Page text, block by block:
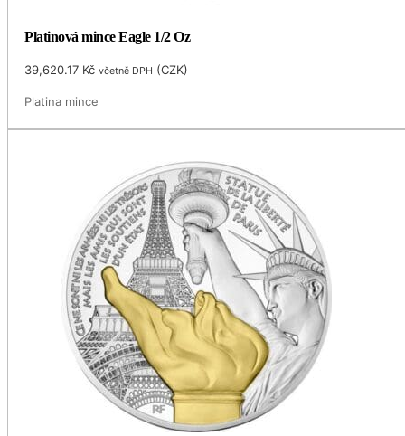
Platinová mince Eagle 1/2 Oz
39,620.17 Kč včetně DPH (CZK)
Platina mince